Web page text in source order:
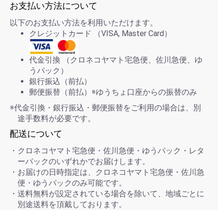
お支払い方法について
以下のお支払い方法を利用いただけます。
クレジットカード （VISA, Master Card）
代金引換 （クロネコヤマト宅急便、佐川急便、ゆ
うパック）
銀行振込（前払）
郵便振替（前払）※ゆうちょ口座からの振替のみ
※代金引換・銀行振込・郵便振替をご利用の場合は、別
途手数料が必要です。
配送について
・クロネコヤマト宅急便・佐川急便・ゆうパック・レタ
ーパックのいずれかでお届けします。
・お届けの日時指定は、クロネコヤマト宅急便・佐川急
便・ゆうパックのみ可能です。
・送料無料が設定されている場合を除いて、地域ごとに
別途送料を頂戴しております。